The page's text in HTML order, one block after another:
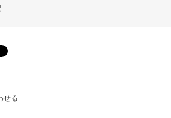
せる